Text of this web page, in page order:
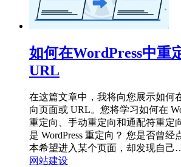
如何在WordPress中重
URL
在这篇文章中，我将向您展示如何
向页面或 URL。您将学习如何在
重定向、手动重定向和通配符重定
是 WordPress 重定向？ 您是否曾
本希望进入某个页面，却发现自己
网站建设